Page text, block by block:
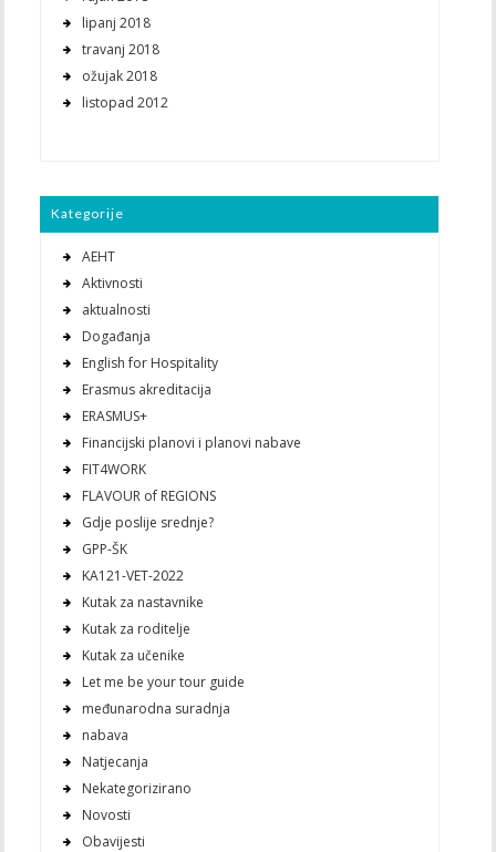
lipanj 2018
travanj 2018
ožujak 2018
listopad 2012
Kategorije
AEHT
Aktivnosti
aktualnosti
Događanja
English for Hospitality
Erasmus akreditacija
ERASMUS+
Financijski planovi i planovi nabave
FIT4WORK
FLAVOUR of REGIONS
Gdje poslije srednje?
GPP-ŠK
KA121-VET-2022
Kutak za nastavnike
Kutak za roditelje
Kutak za učenike
Let me be your tour guide
međunarodna suradnja
nabava
Natjecanja
Nekategorizirano
Novosti
Obavijesti